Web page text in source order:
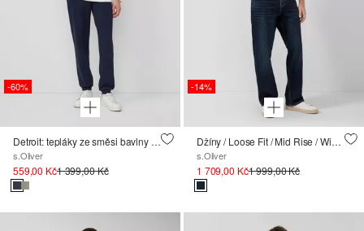
-60%
Detroit: tepláky ze směsi bavlny s kapsami na zip
s.Oliver
559,00 Kč1 399,00 Kč
-14%
Džíny / Loose Fit / Mid Rise / Wide Leg
s.Oliver
1 709,00 Kč1 999,00 Kč